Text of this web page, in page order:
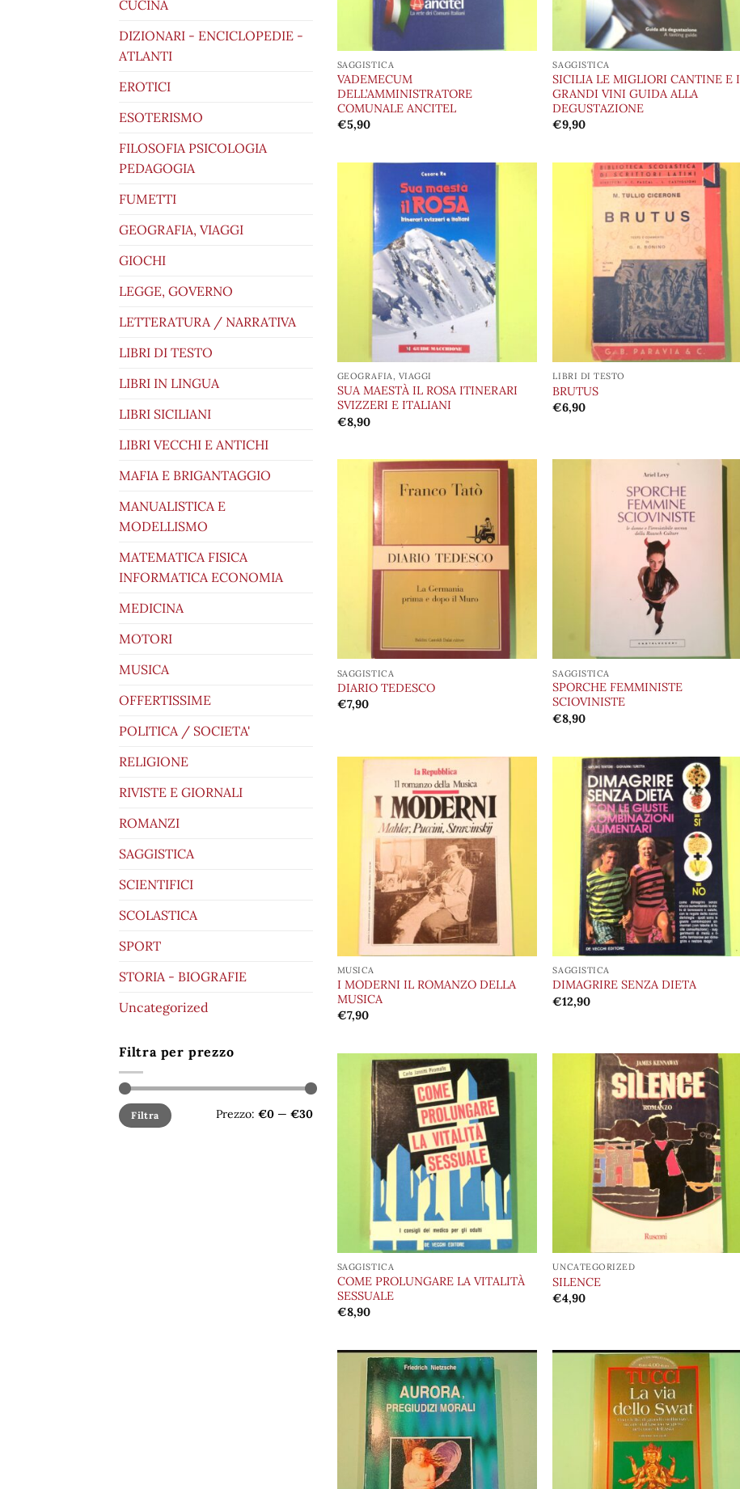
CUCINA
DIZIONARI - ENCICLOPEDIE -
ATLANTI
EROTICI
ESOTERISMO
FILOSOFIA PSICOLOGIA
PEDAGOGIA
FUMETTI
GEOGRAFIA, VIAGGI
GIOCHI
LEGGE, GOVERNO
LETTERATURA / NARRATIVA
LIBRI DI TESTO
LIBRI IN LINGUA
LIBRI SICILIANI
LIBRI VECCHI E ANTICHI
MAFIA E BRIGANTAGGIO
MANUALISTICA E
MODELLISMO
MATEMATICA FISICA
INFORMATICA ECONOMIA
MEDICINA
MOTORI
MUSICA
OFFERTISSIME
POLITICA / SOCIETA'
RELIGIONE
RIVISTE E GIORNALI
ROMANZI
SAGGISTICA
SCIENTIFICI
SCOLASTICA
SPORT
STORIA - BIOGRAFIE
Uncategorized
Filtra per prezzo
Prezzo
Min
Prezzo
MaxFiltra Prezzo: €0 — €30
SAGGISTICA
VADEMECUM
DELL’AMMINISTRATORE
COMUNALE ANCITEL
€5,90
SAGGISTICA
SICILIA LE MIGLIORI CANTINE E I
GRANDI VINI GUIDA ALLA
DEGUSTAZIONE
€9,90
GEOGRAFIA, VIAGGI
SUA MAESTÀ IL ROSA ITINERARI
SVIZZERI E ITALIANI
€8,90
desideri
LIBRI DI TESTO
BRUTUS
€6,90
desideri
SAGGISTICA
DIARIO TEDESCO
€7,90
SAGGISTICA
SPORCHE FEMMINISTE
SCIOVINISTE
€8,90
Aggiungi
alla lista
desideri
MUSICA
I MODERNI IL ROMANZO DELLA
MUSICA
€7,90
Aggiungi
alla lista
dei
desideri
SAGGISTICA
DIMAGRIRE SENZA DIETA
€12,90
Aggiungi
alla lista
SAGGISTICA
COME PROLUNGARE LA VITALITÀ
SESSUALE
€8,90
Aggiungi
desideri
UNCATEGORIZED
SILENCE
€4,90
Aggiungi
desideri
alla lista